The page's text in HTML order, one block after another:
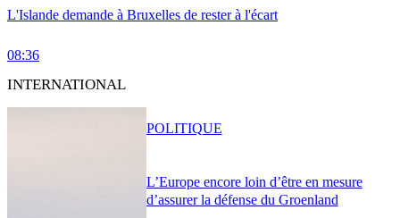
L'Islande demande à Bruxelles de rester à l'écart
08:36
INTERNATIONAL
L’Europe encore loin d’être en mesure
d’assurer la défense du Groenland
POLITIQUE